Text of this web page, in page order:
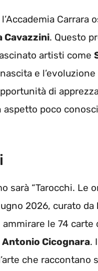
Carrara
Cavazzini. Questo
artisti come
e
di
aspetto poco
sarà “Tarocchi. Le
2026, curato da
le 74 carte
Antonio Cicognara.
che raccontano